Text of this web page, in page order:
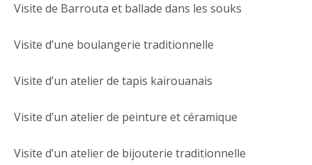
Visite de Barrouta et ballade dans les souks
Visite d’une boulangerie traditionnelle
Visite d’un atelier de tapis kairouanais
Visite d’un atelier de peinture et céramique
Visite d’un atelier de bijouterie traditionnelle